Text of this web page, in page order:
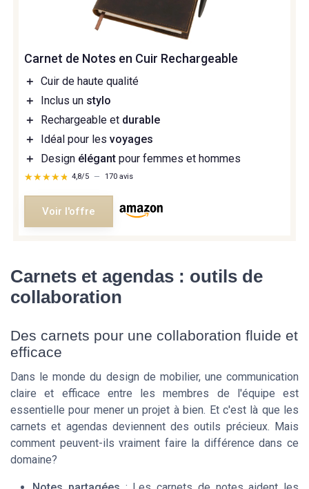
Carnet de Notes en Cuir Rechargeable
＋ Cuir de haute qualité
＋
Inclus un stylo
＋
Rechargeable et durable
＋
Idéal pour les voyages
＋
Design élégant pour femmes et hommes
★★★★★
★★★★★ 4,8/5 — 170 avis
Voir l'offre
Carnets et agendas : outils de
collaboration
Des carnets pour une collaboration fluide et
efficace
Dans le monde du design de mobilier, une communication
claire et efficace entre les membres de l'équipe est
essentielle pour mener un projet à bien. Et c'est là que les
carnets et agendas deviennent des outils précieux. Mais
comment peuvent-ils vraiment faire la différence dans ce
domaine?